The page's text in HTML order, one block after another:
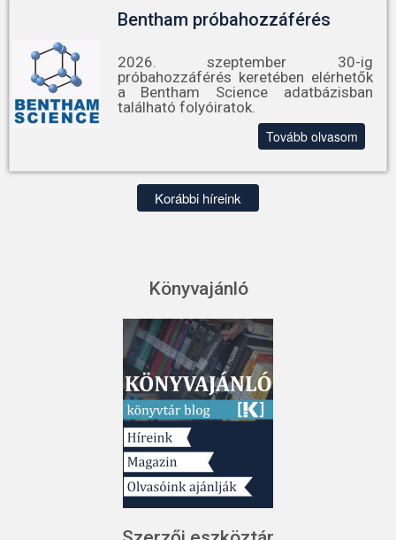
Bentham próbahozzáférés
2026. szeptember 30-ig
próbahozzáférés keretében elérhetők
a Bentham Science adatbázisban
található folyóiratok.
Tovább olvasom
Korábbi híreink
Könyvajánló